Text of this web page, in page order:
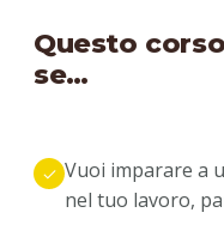
Questo
se…
Vuoi imparare a
nel tuo lavoro,